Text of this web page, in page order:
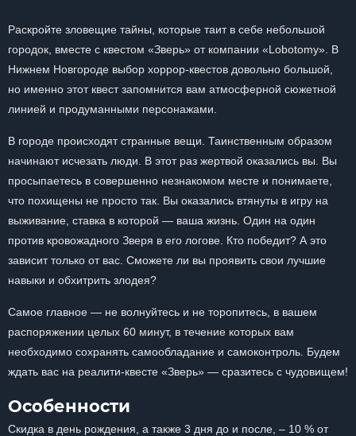
Раскройте зловещие тайны, которые таит в себе небольшой
городок, вместе с квестом «Зверь» от компании «Lobotomy». В
Нижнем Новгороде выбор хоррор-квестов довольно большой,
но именно этот квест запомнится вам атмосферной сюжетной
линией и продуманными персонажами.
В городе происходят странные вещи. Таинственным образом
начинают исчезать люди. В этот раз жертвой оказались вы. Вы
просыпаетесь в совершенно незнакомом месте и понимаете,
что похищены не просто так. Вы оказались втянуты в игру на
выживание, ставка в которой — ваша жизнь. Один на один
против кровожадного Зверя в его логове. Кто победит? А это
зависит только от вас. Сможете ли вы проявить свои лучшие
навыки и обхитрить злодея?
Самое главное — не волнуйтесь и не торопитесь, в вашем
распоряжении целых 60 минут, в течение которых вам
необходимо сохранять самообладание и самоконтроль. Будем
ждать вас на реалити-квесте «Зверь» — сразитесь с чудовищем!
Особенности
Скидка в день рождения, а также 3 дня до и после, – 10 % от